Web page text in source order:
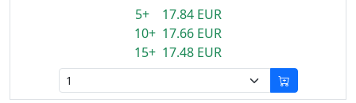
5+ 17.84 EUR
10+ 17.66 EUR
15+ 17.48 EUR